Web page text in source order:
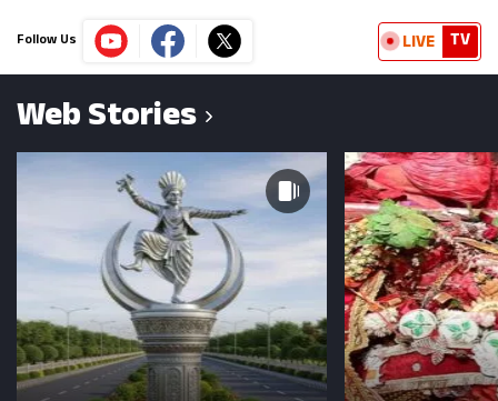
Follow Us LIVE TV
Web Stories